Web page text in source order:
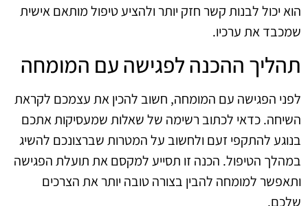
הוא יכול לבנות קשר חזק יותר ולהציע טיפול מותאם אישית
שמכבד את ערכיו.
תהליך ההכנה לפגישה עם המומחה
לפני הפגישה עם המומחה, חשוב להכין את עצמכם לקראת
השיחה. כדאי לכתוב רשימה של שאלות שמעסיקות אתכם
בנוגע להתקפי זעם ולחשוב על המטרות שברצונכם להשיג
במהלך הטיפול. הכנה זו תסייע למקסם את תועלת הפגישה
ותאפשר למומחה להבין בצורה טובה יותר את הצרכים
שלכם.